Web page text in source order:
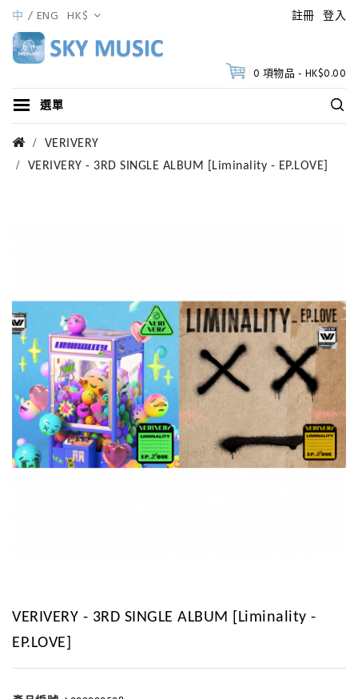
註冊 登入
中 ENG HK$
0 項物品 - HK$0.00
選單
VERIVERY
VERIVERY - 3RD SINGLE ALBUM [Liminality - EP.LOVE]
VERIVERY - 3RD SINGLE ALBUM [Liminality -
EP.LOVE]